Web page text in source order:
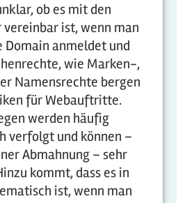
ob es mit den
ist, wenn man
anmeldet und
wie Marken-,
Namensrechte bergen
für Webauftritte.
werden häufig
verfolgt und können –
Abmahnung – sehr
kommt, dass es in
ist, wenn man